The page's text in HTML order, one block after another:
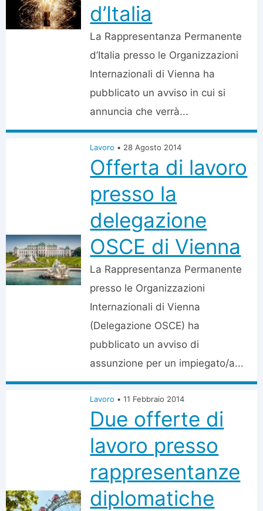
d’Italia
La Rappresentanza Permanente
d’Italia presso le Organizzazioni
Internazionali di Vienna ha
pubblicato un avviso in cui si
annuncia che verrà...
Lavoro • 28 Agosto 2014
Offerta di lavoro
presso la
delegazione
OSCE di Vienna
La Rappresentanza Permanente
presso le Organizzazioni
Internazionali di Vienna
(Delegazione OSCE) ha
pubblicato un avviso di
assunzione per un impiegato/a...
Lavoro • 11 Febbraio 2014
Due offerte di
lavoro presso
rappresentanze
diplomatiche